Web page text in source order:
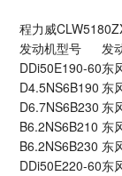
程力威
发动机型号
发
DDi50E190-60东
D4.5NS6B190 东
D6.7NS6B230 东
B6.2NS6B210 东
B6.2NS6B230 东
DDi50E220-60东